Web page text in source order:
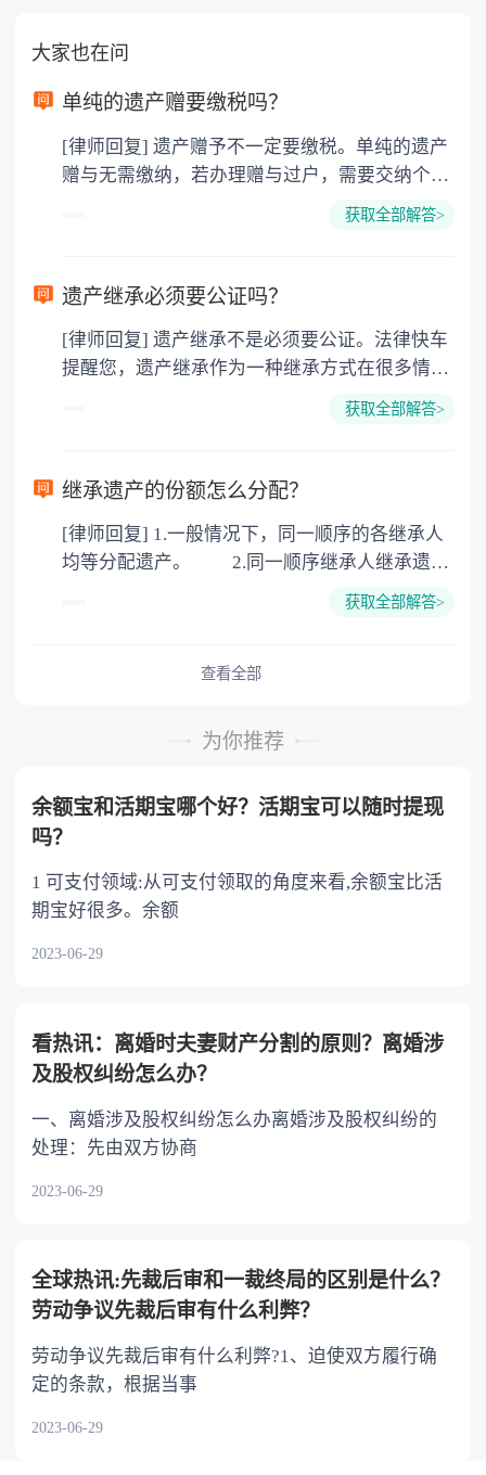
大家也在问
单纯的遗产赠要缴税吗？
[律师回复] 遗产赠予不一定要缴税。单纯的遗产
赠与无需缴纳，若办理赠与过户，需要交纳个人
所得税、契税和公证费。赠与过户是没有增值税
要缴纳公证费，具体如下： 1. 公证费：按房
3. 印花税：按房屋评估价的0.05%缴纳 4. 土
地增值税：按房价1%缴纳 5. 房屋产权登记费：
获取全部解答>
遗产继承必须要公证吗？
[律师回复] 遗产继承不是必须要公证。法律快车
提醒您，遗产继承作为一种继承方式在很多情况
下都是不需要公证的，当然，如果需要公正的也
以防对财产继承发生纠纷，可以对遗产继承进行
公证。
获取全部解答>
继承遗产的份额怎么分配？
[律师回复] 1.一般情况下，同一顺序的各继承人
均等分配遗产。 2.同一顺序继承人继承遗产
或者与被继承人共同生活的继承人，分配遗产
的继承人，不尽扶养义务的，分配遗产时，应当
获取全部解答>
查看全部
为你推荐
余额宝和活期宝哪个好？活期宝可以随时提现
吗？
1 可支付领域:从可支付领取的角度来看,余额宝比活
期宝好很多。余额
2023-06-29
看热讯：离婚时夫妻财产分割的原则？离婚涉
及股权纠纷怎么办？
一、离婚涉及股权纠纷怎么办离婚涉及股权纠纷的
处理：先由双方协商
2023-06-29
全球热讯:先裁后审和一裁终局的区别是什么？
劳动争议先裁后审有什么利弊？
劳动争议先裁后审有什么利弊?1、迫使双方履行确
定的条款，根据当事
2023-06-29